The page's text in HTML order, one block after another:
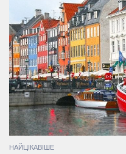
НАЙЦІКАВІШЕ